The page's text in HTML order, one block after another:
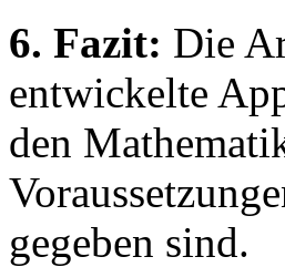
6. Fazit: Die
entwickelte
den
gegeben sind.